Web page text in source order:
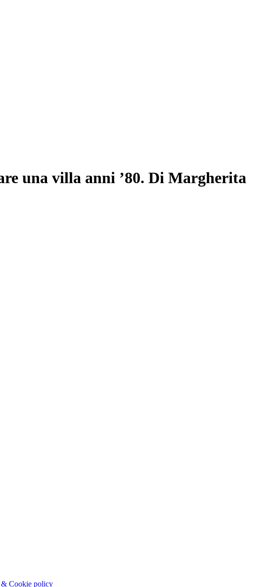
una villa anni ’80. Di Margherita
& Cookie policy